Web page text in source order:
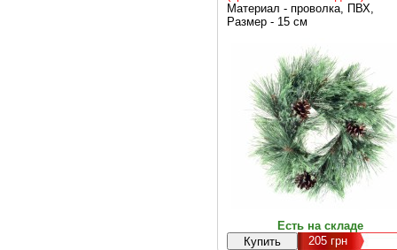
Материал - проволка, ПВХ,
Размер - 15 см
Есть на складе
205грн